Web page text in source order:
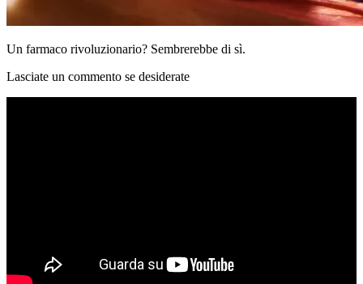
Un farmaco rivoluzionario? Sembrerebbe di sì.
Lasciate un commento se desiderate